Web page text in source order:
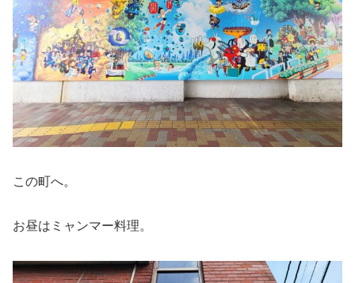
この町へ。
お昼はミャンマー料理。